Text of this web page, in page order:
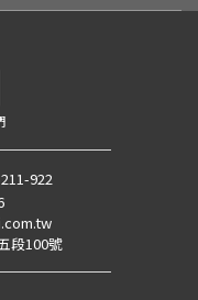
922
段100號